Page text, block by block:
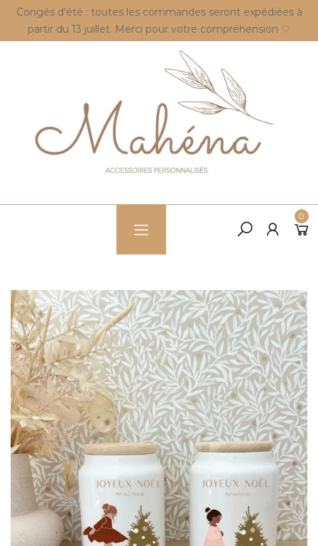
Congés d'été : toutes les commandes seront expédiées à
partir du 13 juillet. Merci pour votre compréhension ♡
0